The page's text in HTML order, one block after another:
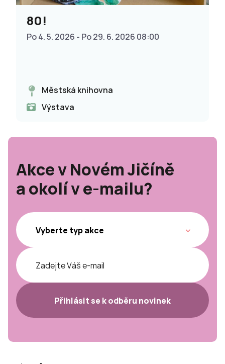
80!
Po 4. 5. 2026 - Po 29. 6. 2026 08:00
Městská knihovna
Výstava
Akce v Novém Jičíně
a okolí v e-mailu?
Přihlásit se k odběru novinek